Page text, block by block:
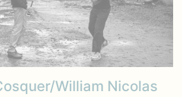
William Nicolas